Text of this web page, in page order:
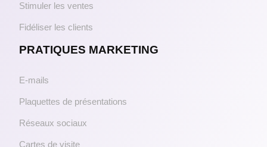
Stimuler les ventes
Fidéliser les clients
PRATIQUES MARKETING
E-mails
Plaquettes de présentations
Réseaux sociaux
Cartes de visite